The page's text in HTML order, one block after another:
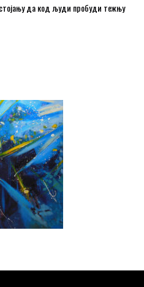
да код људи пробуди тежњу